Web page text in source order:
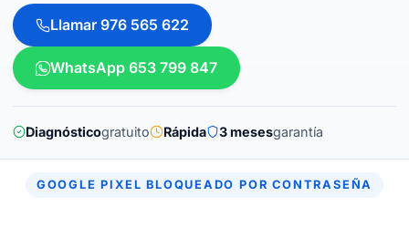
Llamar 976 565 622
WhatsApp 653 799 847
Diagnósticogratuito Rápida 3 mesesgarantía
GOOGLE PIXEL BLOQUEADO POR CONTRASEÑA